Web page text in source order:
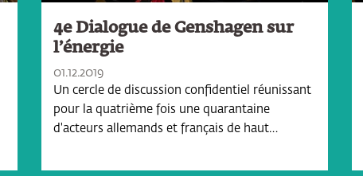
4e Dialogue de Genshagen sur
l’énergie
01.12.2019
Un cercle de discussion confidentiel réunissant
pour la quatrième fois une quarantaine
d'acteurs allemands et français de haut…